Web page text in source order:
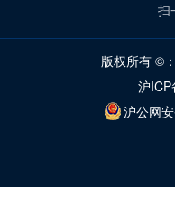
扫
版权所有 ©
沪ICP
沪公网